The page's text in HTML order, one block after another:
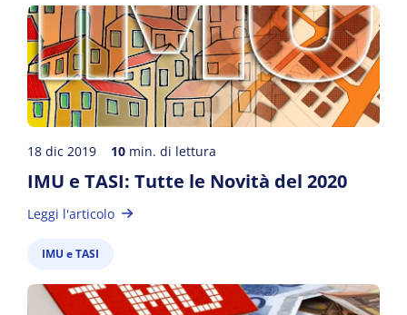
18 dic 2019 10 min. di lettura
IMU e TASI: Tutte le Novità del 2020
Leggi l'articolo
IMU e TASI